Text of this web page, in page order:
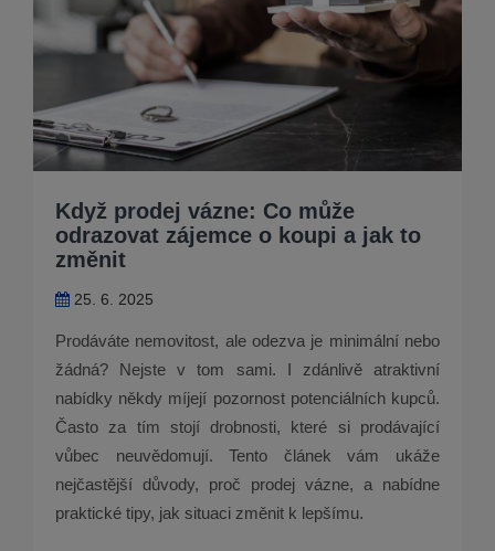
Když prodej vázne: Co může
odrazovat zájemce o koupi a jak to
změnit
25. 6. 2025
Prodáváte nemovitost, ale odezva je minimální nebo
žádná? Nejste v tom sami. I zdánlivě atraktivní
nabídky někdy míjejí pozornost potenciálních kupců.
Často za tím stojí drobnosti, které si prodávající
vůbec neuvědomují. Tento článek vám ukáže
nejčastější důvody, proč prodej vázne, a nabídne
praktické tipy, jak situaci změnit k lepšímu.